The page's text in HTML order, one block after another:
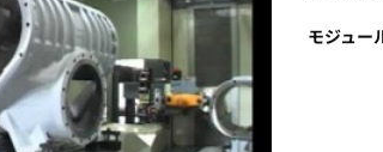
モジュー